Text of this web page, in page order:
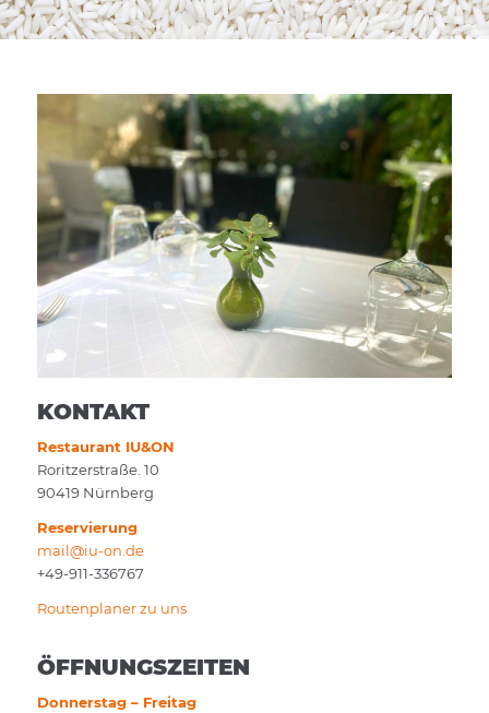
KONTAKT
Restaurant IU&ON
Roritzerstraße. 10
90419 Nürnberg
Reservierung
mail@iu-on.de
+49-911-336767
Routenplaner zu uns
ÖFFNUNGSZEITEN
Donnerstag – Freitag